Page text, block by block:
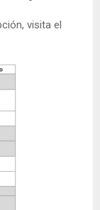
visita el